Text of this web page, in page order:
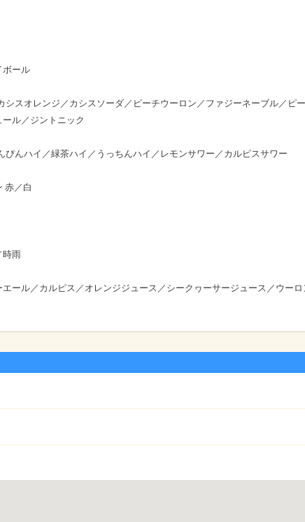
ボール
シスオレンジ／カシスソーダ／ピーチウーロン／ファジーネーブル／ピ
ル／ジントニック
ぴんハイ／緑茶ハイ／うっちんハイ／レモンサワー／カルピスサワー
赤／白
時雨
エール／カルピス／オレンジジュース／シークヮーサージュース／ウーロ